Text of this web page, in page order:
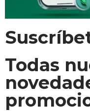
Todas